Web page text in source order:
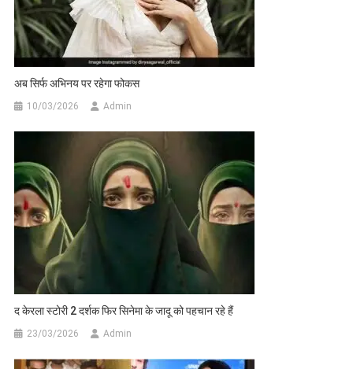
अब सिर्फ अभिनय पर रहेगा फोकस
10/03/2026 Admin
द केरला स्टोरी 2 दर्शक फिर सिनेमा के जादू को पहचान रहे हैं
23/03/2026 Admin